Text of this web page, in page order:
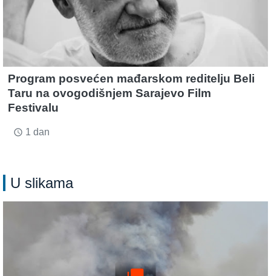
Program posvećen mađarskom reditelju Beli
Taru na ovogodišnjem Sarajevo Film
Festivalu
access_time 1 dan
U slikama